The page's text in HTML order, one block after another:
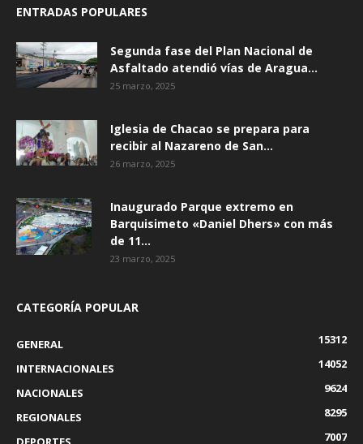
ENTRADAS POPULARES
Segunda fase del Plan Nacional de
Asfaltado atendió vías de Aragua...
25 marzo, 2025
Iglesia de Chacao se prepara para
recibir al Nazareno de San...
26 marzo, 2025
Inaugurado Parque extremo en
Barquisimeto «Daniel Dhers» con más
de 11...
23 marzo, 2025
CATEGORÍA POPULAR
GENERAL
15312
INTERNACIONALES
14052
NACIONALES
9624
REGIONALES
8295
7007